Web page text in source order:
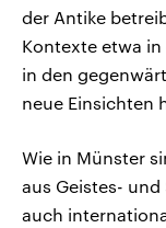
der Antike
Kontexte etwa
in den
neue Einsichten
Wie in Münster
aus Geistes-
auch